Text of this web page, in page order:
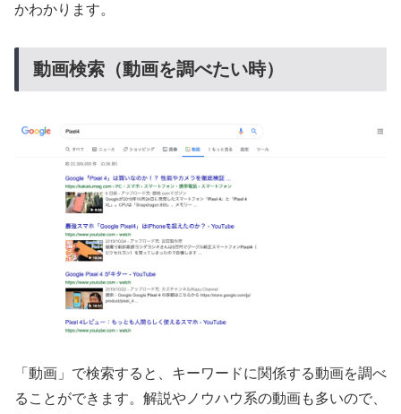
かわかります。
動画検索（動画を調べたい時）
「動画」で検索すると、キーワードに関係する動画を調べ
ることができます。解説やノウハウ系の動画も多いので、